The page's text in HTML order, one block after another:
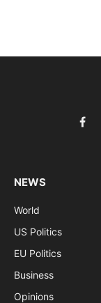
NEWS
World
US Politics
EU Politics
Business
Opinions